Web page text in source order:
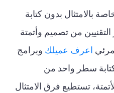
بالامتثال بدون كتابة
من تصميم وأتمتة
اعرف عميلك وبرامج
سطر واحد من
تستطيع فرق الامتثال